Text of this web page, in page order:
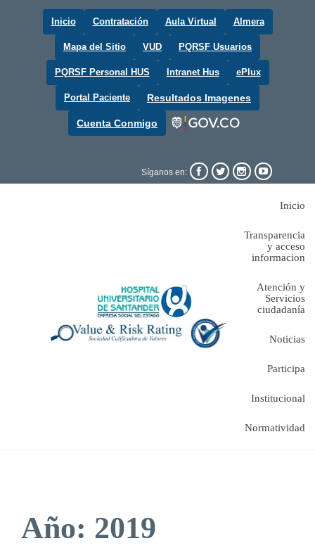
Inicio Contratación Aula Virtual Almera
Mapa del Sitio VUD PQRSF Usuarios
PQRSF Personal HUS Intranet Hus ePlux
Portal Paciente Resultados Imagenes
Cuenta Conmigo
Síganos en:    
Inicio
Transparencia
y acceso
informacion
Atención y
Servicios
ciudadanía
Noticias
Participa
Institucional
Normatividad
Año: 2019